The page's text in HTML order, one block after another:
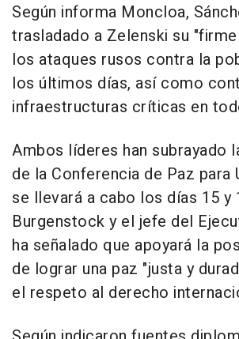
Según informa Moncloa,
trasladado a Zelenski su
los ataques rusos contra la
los últimos días, así como
infraestructuras críticas en
Ambos líderes han subrayado
de la Conferencia de Paz para
se llevará a cabo los días 15 y
Burgenstock y el jefe del
ha señalado que apoyará la
de lograr una paz "justa y
el respeto al derecho